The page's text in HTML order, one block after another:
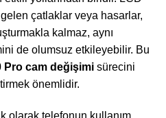
çatlaklar veya hasarlar,
kalmaz, aynı
de olumsuz etkileyebilir. Bu
Pro cam değişimi sürecini
önemlidir.
olarak telefonun kullanım